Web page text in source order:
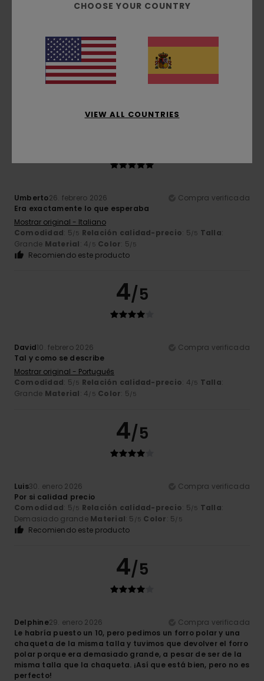
17. mayo 2026
Compra verificada
Un color magnífico y un diseño cuidado
Mostrar original - Français
Comodidad: 5/5 Relación calidad-precio: 4/5 Talla
Umberto26. febrero 2026
Compra verificada
Era exactamente lo que esperaba
Mostrar original - Italiano
Comodidad: 5/5 Relación calidad-precio: 5/5 Talla:
Grande Material: 4/5 Color: 5/5
Recomiendo este producto
4/5
David10. febrero 2026
Compra verificada
Tal y como se describe
Mostrar original - Português
Comodidad: 5/5 Relación calidad-precio: 4/5 Talla:
Grande Material: 4/5 Color: 5/5
4/5
Luis30. enero 2026
Compra verificada
Por si calidad precio
Comodidad: 5/5 Relación calidad-precio: 5/5 Talla:
Demasiado grande Material: 5 /5 Color: 5/5
Recomiendo este producto
4/5
Delphine29. enero 2026
Compra verificada
Le habría puesto un 10, pero pedimos un forro polar y una
chaqueta de la misma talla y tuvimos que devolver el forro
polar porque era demasiado grande, a pesar de ser de la
misma talla que la chaqueta. ¡Así que está bien, pero no es
perfecto!
CHOOSE YOUR COUNTRY
VIEW ALL COUNTRIES